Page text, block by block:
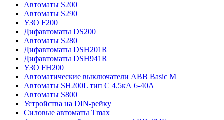
Автоматы S200
Автоматы S290
УЗО F200
Дифавтоматы DS200
Автоматы S280
Дифавтоматы DSH201R
Дифавтоматы DSH941R
УЗО FH200
Автоматические выключатели ABB Basic M
Автоматы SH200L тип С 4.5кА 6-40А
Автоматы S800
Устройства на DIN-рейку
Силовые автоматы Tmax